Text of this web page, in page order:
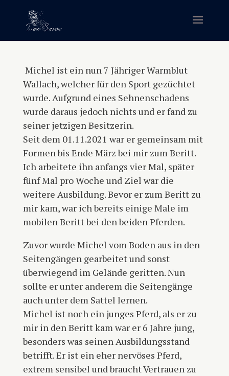
Michel ist ein nun 7 Jähriger Warmblut
Wallach, welcher für den Sport gezüchtet
wurde. Aufgrund eines Sehnenschadens
wurde daraus jedoch nichts und er fand zu
seiner jetzigen Besitzerin.
Seit dem 01.11.2021 war er gemeinsam mit
Formen bis Ende März bei mir zum Beritt.
Ich arbeitete ihn anfangs vier Mal, später
fünf Mal pro Woche und Ziel war die
weitere Ausbildung. Bevor er zum Beritt zu
mir kam, war ich bereits einige Male im
mobilen Beritt bei den beiden Pferden.
Zuvor wurde Michel vom Boden aus in den
Seitengängen gearbeitet und sonst
überwiegend im Gelände geritten. Nun
sollte er unter anderem die Seitengänge
auch unter dem Sattel lernen.
Michel ist noch ein junges Pferd, als er zu
mir in den Beritt kam war er 6 Jahre jung,
besonders was seinen Ausbildungsstand
betrifft. Er ist ein eher nervöses Pferd,
extrem sensibel und braucht Vertrauen zu